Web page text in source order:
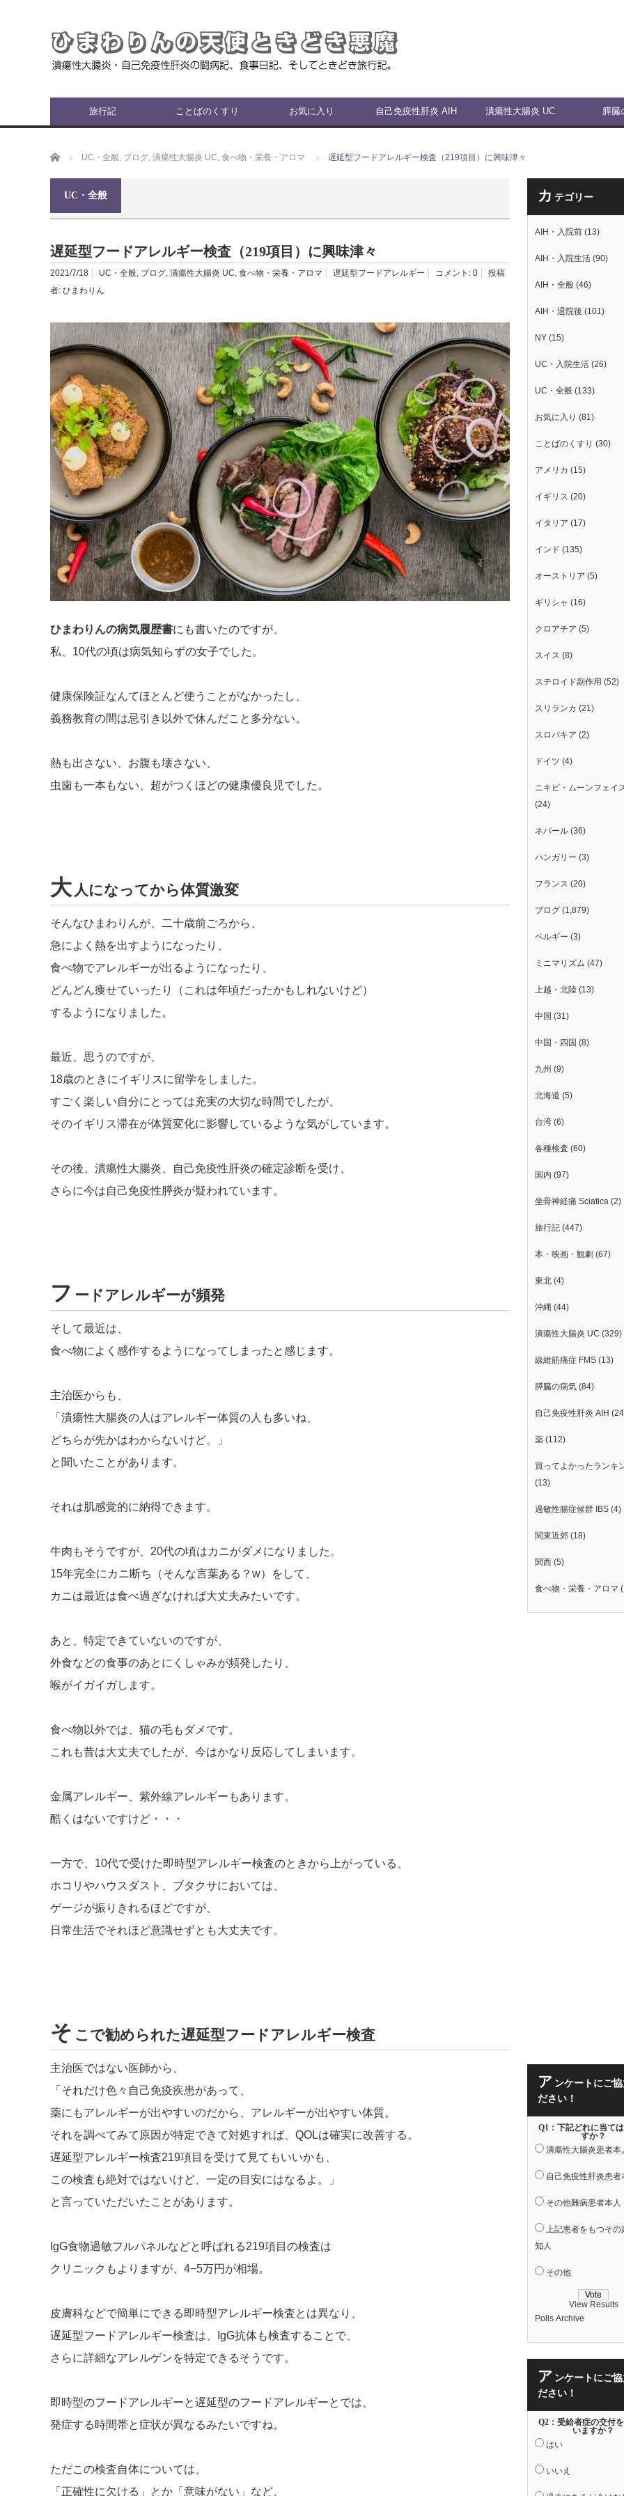
旅行記 ことばのくすり お気に入り 自己免疫性肝炎 AIH 潰瘍性大腸炎 UC 膵臓
ホーム UC・全般, ブログ, 潰瘍性大腸炎 UC, 食べ物・栄養・アロマ 遅延型フードアレルギー検査（219項目）に興味津々
UC・全般
遅延型フードアレルギー検査（219項目）に興味津々
2021/7/18 UC・全般, ブログ, 潰瘍性大腸炎 UC, 食べ物・栄養・アロマ 遅延型フードアレルギー コメント: 0
投稿
者: ひまわりん
ひまわりんの病気履歴書にも書いたのですが、
私、10代の頃は病気知らずの女子でした。
健康保険証なんてほとんど使うことがなかったし、
義務教育の間は忌引き以外で休んだこと多分ない。
熱も出さない、お腹も壊さない、
虫歯も一本もない、超がつくほどの健康優良児でした。
大 人になってから体質激変
そんなひまわりんが、二十歳前ごろから、
急によく熱を出すようになったり、
食べ物でアレルギーが出るようになったり、
どんどん痩せていったり（これは年頃だったかもしれないけど）
するようになりました。
最近、思うのですが、
18歳のときにイギリスに留学をしました。
すごく楽しい自分にとっては充実の大切な時間でしたが、
そのイギリス滞在が体質変化に影響しているような気がしています。
その後、潰瘍性大腸炎、自己免疫性肝炎の確定診断を受け、
さらに今は自己免疫性膵炎が疑われています。
フ ードアレルギーが頻発
そして最近は、
食べ物によく感作するようになってしまったと感じます。
主治医からも、
「潰瘍性大腸炎の人はアレルギー体質の人も多いね、
どちらが先かはわからないけど。」
と聞いたことがあります。
それは肌感覚的に納得できます。
牛肉もそうですが、20代の頃はカニがダメになりました。
15年完全にカニ断ち（そんな言葉ある？w）をして、
カニは最近は食べ過ぎなければ大丈夫みたいです。
あと、特定できていないのですが、
外食などの食事のあとにくしゃみが頻発したり、
喉がイガイガします。
食べ物以外では、猫の毛もダメです。
これも昔は大丈夫でしたが、今はかなり反応してしまいます。
金属アレルギー、紫外線アレルギーもあります。
酷くはないですけど・・・
一方で、10代で受けた即時型アレルギー検査のときから上がっている、
ホコリやハウスダスト、ブタクサにおいては、
ゲージが振りきれるほどですが、
日常生活でそれほど意識せずとも大丈夫です。
そ こで勧められた遅延型フードアレルギー検査
主治医ではない医師から、
「それだけ色々自己免疫疾患があって、
薬にもアレルギーが出やすいのだから、アレルギーが出やすい体質。
それを調べてみて原因が特定できて対処すれば、QOLは確実に改善する。
遅延型アレルギー検査219項目を受けて見てもいいかも、
この検査も絶対ではないけど、一定の目安にはなるよ。」
と言っていただいたことがあります。
IgG食物過敏フルパネルなどと呼ばれる219項目の検査は
クリニックもよりますが、4−5万円が相場。
皮膚科などで簡単にできる即時型アレルギー検査とは異なり、
遅延型フードアレルギー検査は、IgG抗体も検査することで、
さらに詳細なアレルゲンを特定できるそうです。
即時型のフードアレルギーと遅延型のフードアレルギーとでは、
発症する時間帯と症状が異なるみたいですね。
ただこの検査自体については、
「正確性に欠ける」とか「意味がない」など、
カ テゴリー
AIH・入院前 (13)
AIH・入院生活 (90)
AIH・全般 (46)
AIH・退院後 (101)
NY (15)
UC・入院生活 (26)
UC・全般 (133)
お気に入り (81)
ことばのくすり (30)
アメリカ (15)
イギリス (20)
イタリア (17)
インド (135)
オーストリア (5)
ギリシャ (16)
クロアチア (5)
スイス (8)
ステロイド副作用 (52)
スリランカ (21)
スロバキア (2)
ドイツ (4)
ニキビ・ムーンフェイ
(24)
ネパール (36)
ハンガリー (3)
フランス (20)
ブログ (1,879)
ベルギー (3)
ミニマリズム (47)
上越・北陸 (13)
中国 (31)
中国・四国 (8)
九州 (9)
北海道 (5)
台湾 (6)
各種検査 (60)
国内 (97)
坐骨神経痛 Sciatica (2)
旅行記 (447)
本・映画・観劇 (67)
東北 (4)
沖縄 (44)
潰瘍性大腸炎 UC (329)
線維筋痛症 FMS (13)
膵臓の病気 (84)
自己免疫性肝炎 AIH
薬 (112)
買ってよかったランキ
(13)
過敏性腸症候群 IBS (4)
関東近郊 (18)
関西 (5)
食べ物・栄養・アロマ
ア ンケートにご
ださい！
Q1：下記どれに当て
すか？
潰瘍性大腸炎患者本
自己免疫性肝炎患者
その他難病患者本人
上記患者をもつその
知人
その他
View Results
Polls Archive
ア ンケートにご
ださい！
Q2：受給者症の交付
いますか？
はい
いいえ